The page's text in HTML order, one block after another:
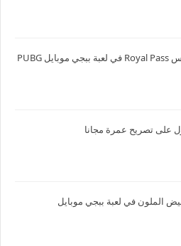
ترقية الرويال باس Royal Pass في لعبة ببجي موبايل PUBG
على تصريح عمرة مجانا
الملون في لعبة ببجي موبايل